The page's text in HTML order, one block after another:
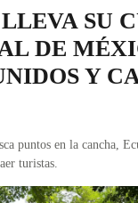
SU
DE
Y
puntos en la cancha,
turistas.